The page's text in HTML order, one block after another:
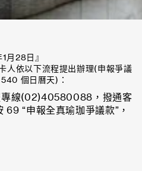
月28日』
人依以下流程提出辦理(申報爭議
個日曆天)：
專線(02)40580088，撥通客
“申報全真瑜珈爭議款”，